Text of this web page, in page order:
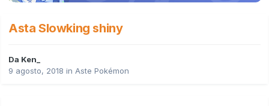
Asta Slowking shiny
Da Ken_
9 agosto, 2018 in Aste Pokémon